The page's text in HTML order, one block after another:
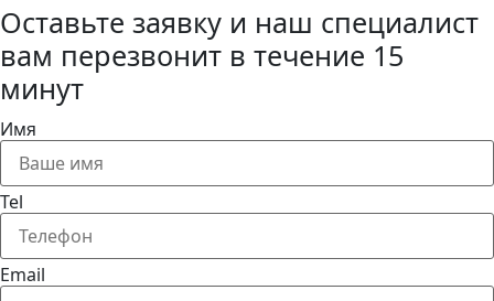
Оставьте заявку и наш специалист
вам перезвонит в течение 15
минут
Имя
Tel
Email